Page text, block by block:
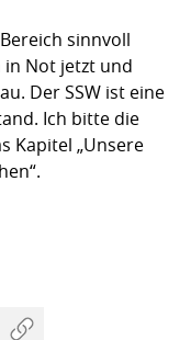
sinnvoll
in Not jetzt und
Der SSW ist eine
Ich bitte die
Kapitel „Unsere